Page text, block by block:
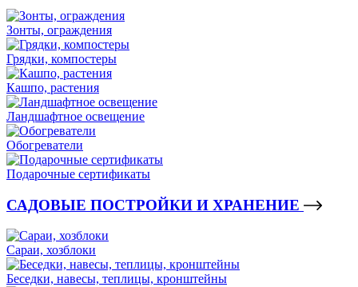
Зонты, ограждения
Грядки, компостеры
Кашпо, растения
Ландшафтное освещение
Обогреватели
Подарочные сертификаты
САДОВЫЕ ПОСТРОЙКИ И ХРАНЕНИЕ
Сараи, хозблоки
Беседки, навесы, теплицы, кронштейны